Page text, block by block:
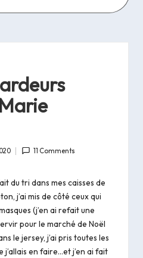
11 Comments
du tri dans mes caisses de
j’ai mis de côté ceux qui
(j’en ai refait une
pour le marché de Noël
le jersey, j’ai pris toutes les
j’allais en faire…et j’en ai fait